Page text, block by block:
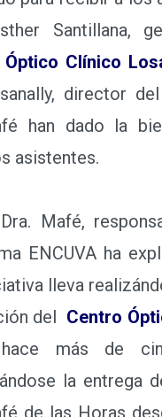
Santillana,
Óptico Clínico
director
han dado la
asistentes.
Mafé,
ENCUVA ha
lleva
del Centro
hace más de
la entrega
de las Horas